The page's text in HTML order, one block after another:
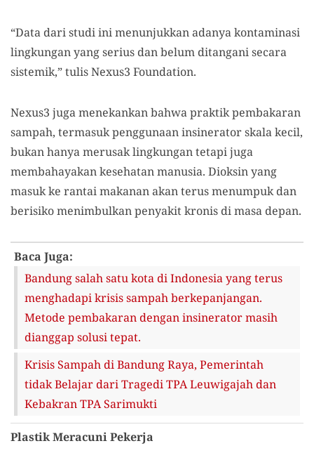
“Data dari studi ini menunjukkan adanya kontaminasi
lingkungan yang serius dan belum ditangani secara
sistemik,” tulis Nexus3 Foundation.
Nexus3 juga menekankan bahwa praktik pembakaran
sampah, termasuk penggunaan insinerator skala kecil,
bukan hanya merusak lingkungan tetapi juga
membahayakan kesehatan manusia. Dioksin yang
masuk ke rantai makanan akan terus menumpuk dan
berisiko menimbulkan penyakit kronis di masa depan.
Baca Juga:
Bandung salah satu kota di Indonesia yang terus
menghadapi krisis sampah berkepanjangan.
Metode pembakaran dengan insinerator masih
dianggap solusi tepat.
Krisis Sampah di Bandung Raya, Pemerintah
tidak Belajar dari Tragedi TPA Leuwigajah dan
Kebakran TPA Sarimukti
Plastik Meracuni Pekerja